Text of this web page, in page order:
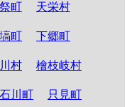
町 天栄村
塙町 下郷町
村 檜枝岐村
石川町 只見町